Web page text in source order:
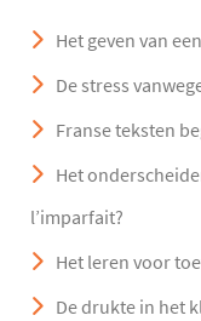
Het geven van
De stress
Franse teksten
Het
l’imparfait?
Het leren voor
De drukte in het